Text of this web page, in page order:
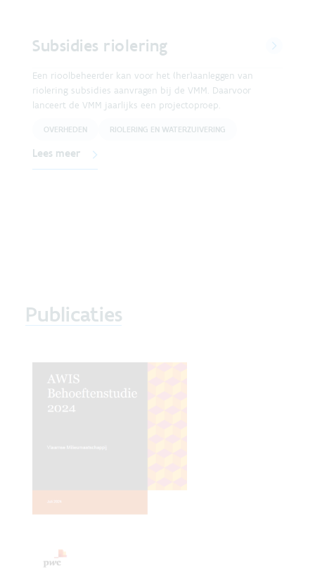
Subsidies riolering
Een rioolbeheerder kan voor het (her)aanleggen van
riolering subsidies aanvragen bij de VMM. Daarvoor
lanceert de VMM jaarlijks een projectoproep.
OVERHEDEN RIOLERING EN WATERZUIVERING
Lees meer
Publicaties